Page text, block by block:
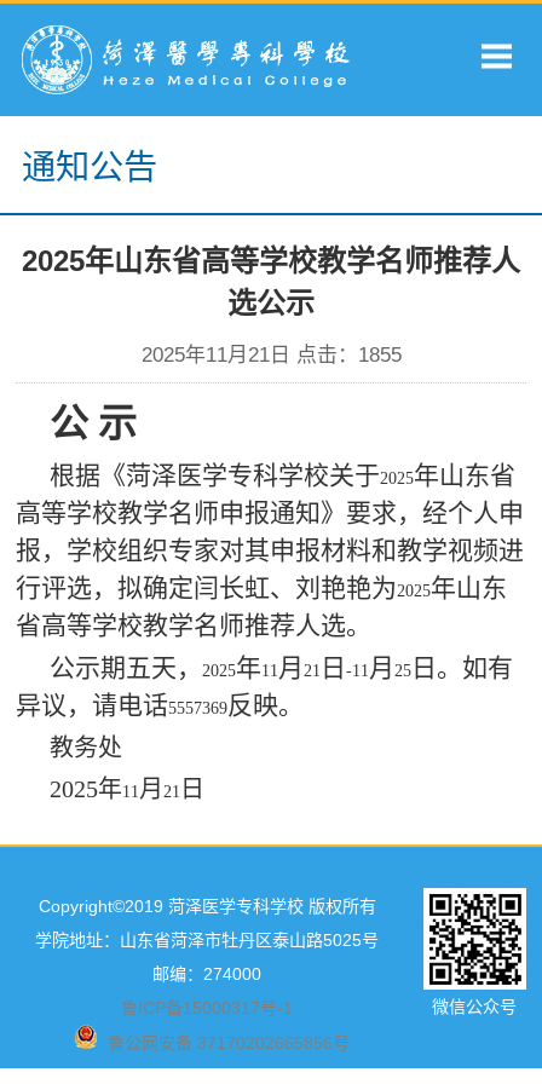
通知公告
2025年山东省高等学校教学名师推荐人
选公示
2025年11月21日 点击： 1855
公 示
根据《菏泽医学专科学校关于2025年山东省
高等学校教学名师申报通知》要求，经个人申
报，学校组织专家对其申报材料和教学视频进
行评选，拟确定闫长虹、刘艳艳为2025年山东
省高等学校教学名师推荐人选。
公示期五天，2025年11 月21 日-11 月25 日。如有
异议，请电话5557369反映。
教务处
2025年11月21 日
Copyright©2019 菏泽医学专科学校 版权所有
学院地址：山东省菏泽市牡丹区泰山路5025号
邮编：274000
鲁ICP备15000317号-1
鲁公网安备 37170202665856号
微信公众号